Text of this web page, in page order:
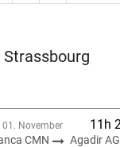
01. November 11h
CMN
Agadir